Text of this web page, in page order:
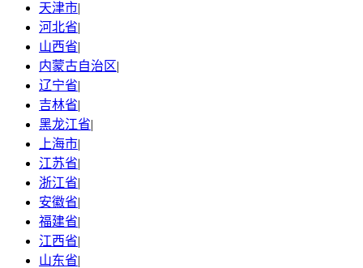
天津市|
河北省|
山西省|
内蒙古自治区|
辽宁省|
吉林省|
黑龙江省|
上海市|
江苏省|
浙江省|
安徽省|
福建省|
江西省|
山东省|